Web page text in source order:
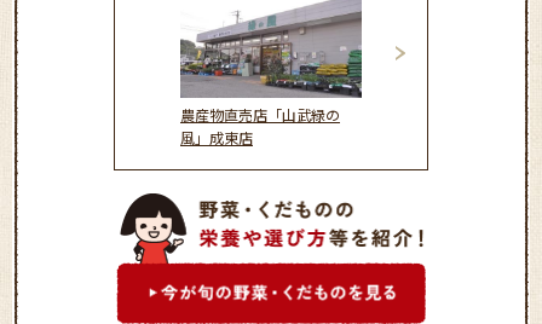
農産物直売店「山武緑の
風」成東店
ＪＡ長生 農産物